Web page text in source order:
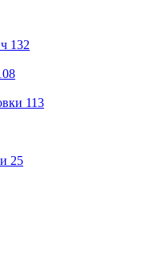
132
113
25